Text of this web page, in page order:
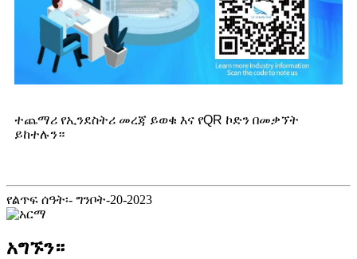
ተጨማሪ የኢንደስትሪ መረጃ ይወቁ እና የQR ኮድን በመቃኘት
ይከተሉን።
የልጥፍ ሰዓት፡- ግንቦት-20-2023
አግኙን።